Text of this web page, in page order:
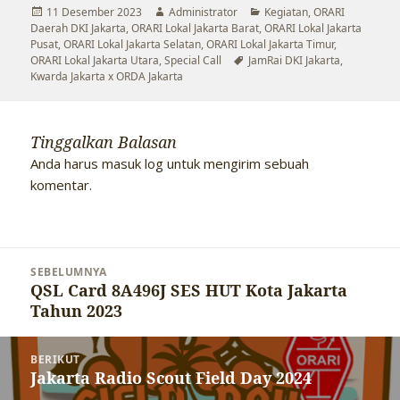
Diposkan
pada
11 Desember 2023 Penulis
Administrator Kategori
Kegiatan,ORARI
Daerah DKI Jakarta,ORARI Lokal Jakarta Barat,ORARI Lokal Jakarta
Pusat,ORARI Lokal Jakarta Selatan,ORARI Lokal Jakarta Timur,
ORARI Lokal Jakarta Utara,Special Call Tag
JamRai DKI Jakarta,
Kwarda Jakarta x ORDA Jakarta
Tinggalkan Balasan
Anda harusmasuk log untuk mengirim sebuah
komentar.
SEBELUMNYA
Pos
sebelumnya:
QSL Card 8A496J SES HUT Kota Jakarta
Tahun 2023
BERIKUT
Pos
Jakarta Radio Scout Field Day 2024